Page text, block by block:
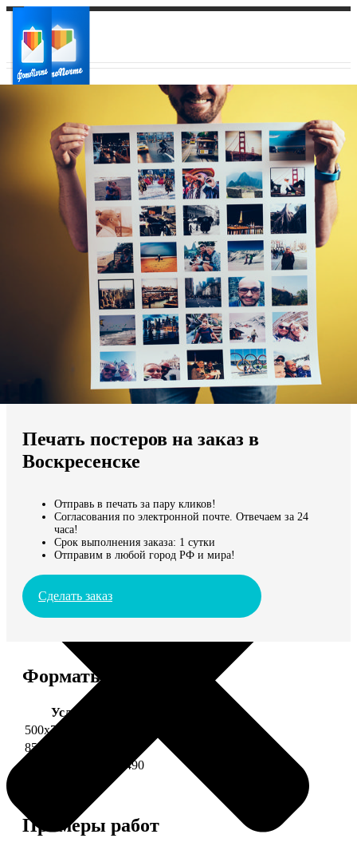
Ваш город:
Ваш регион доставки
Выберите из списка:
Мы доставляем по всему миру
Продолжить без города
Печать постеров на заказ в
Воскресенске
Отправь в печать за пару кликов!
Согласования по электронной почте. Отвечаем за 24
часа!
Срок выполнения заказа: 1 сутки
Отправим в любой город РФ и мира!
Сделать заказ
Форматы и цены
Услуга
500х700 глянец
850х600 глянец
5490
Примеры работ